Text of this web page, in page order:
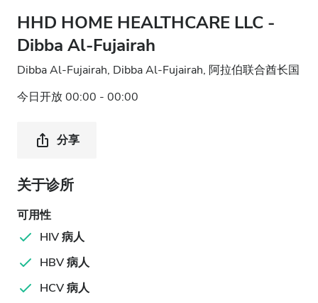
HHD HOME HEALTHCARE LLC -
Dibba Al‑Fujairah
Dibba Al‑Fujairah, Dibba Al‑Fujairah, 阿拉伯联合酋长国
今日开放 00:00 - 00:00
分享
关于诊所
可用性
HIV 病人
HBV 病人
HCV 病人